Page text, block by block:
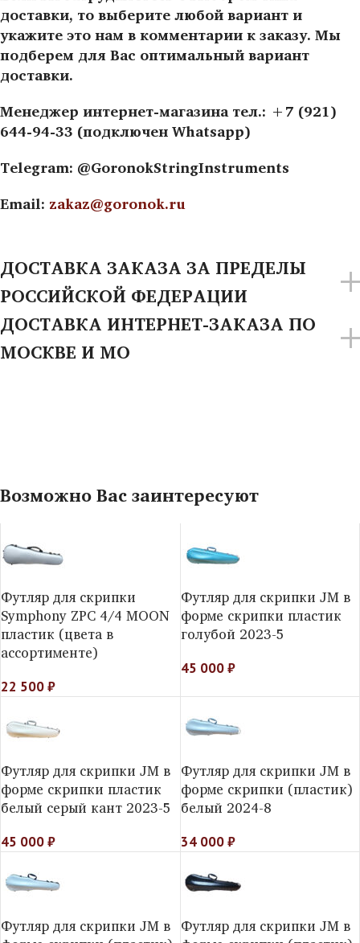
доставки, то выберите любой вариант и
укажите это нам в комментарии к заказу. Мы
подберем для Вас оптимальный вариант
доставки.
Менеджер интернет-магазина тел.: +7 (921)
644-94-33 (подключен Whatsapp)
Telegram: @GoronokStringInstruments
Email: zakaz@goronok.ru
ДОСТАВКА ЗАКАЗА ЗА ПРЕДЕЛЫ
РОССИЙСКОЙ ФЕДЕРАЦИИ
ДОСТАВКА ИНТЕРНЕТ-ЗАКАЗА ПО
МОСКВЕ И МО
Возможно Вас заинтересуют
Футляр для скрипки
Symphony ZPC 4/4 MOON
пластик (цвета в
ассортименте)
22 500₽
Футляр для скрипки JM в
форме скрипки пластик
голубой 2023-5
45 000₽
Футляр для скрипки JM в
форме скрипки пластик
белый серый кант 2023-5
45 000₽
Футляр для скрипки JM в
форме скрипки (пластик)
белый 2024-8
34 000₽
Футляр для скрипки JM в Футляр для скрипки JM в